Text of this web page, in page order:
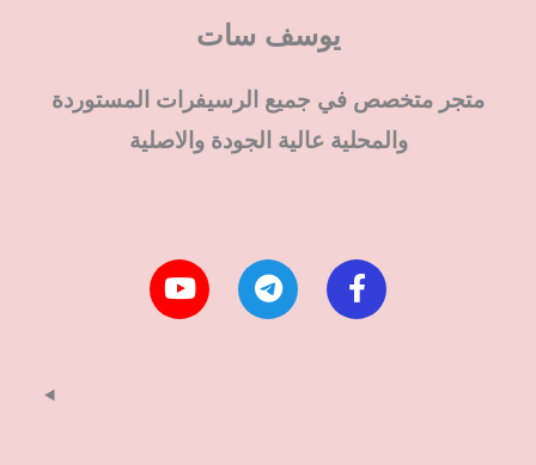
يوسف سات
متجر متخصص في جميع الرسيفرات المستوردة
والمحلية عالية الجودة والاصلية